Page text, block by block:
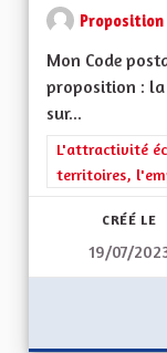
Proposition
Mon Code
proposition : la
sur...
Filtrer les
L'attractivité
territoires,
CRÉÉ LE
19/07/